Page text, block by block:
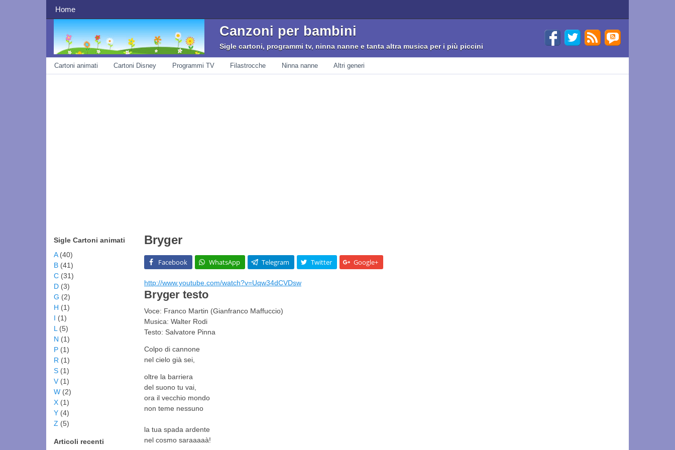
Home
Canzoni per bambini
Sigle cartoni, programmi tv, ninna nanne e tanta altra musica per i più piccini
navigazione
Cartoni animati Cartoni Disney Programmi TV Filastrocche Ninna nanne Altri generi
Bryger
Facebook WhatsApp Telegram Twitter Google+
http://www.youtube.com/watch?v=Uqw34dCVDsw
Bryger testo
Voce: Franco Martin (Gianfranco Maffuccio)
Musica: Walter Rodi
Testo: Salvatore Pinna
Colpo di cannone
nel cielo già sei,
oltre la barriera
del suono tu vai,
ora il vecchio mondo
non teme nessuno
la tua spada ardente
nel cosmo saraaaaà!
Sigle Cartoni animati
A(40)
B (41)
C (31)
D (3)
G (2)
H (1)
I (1)
L (5)
N (1)
P (1)
R (1)
S (1)
V (1)
W (2)
X (1)
Y (4)
Z (5)
Articoli recenti